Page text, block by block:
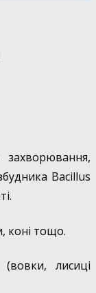
Bacillus
коні тощо.
лисиці